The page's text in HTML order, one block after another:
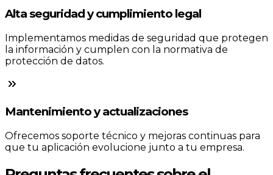
Alta seguridad y cumplimiento legal
Implementamos medidas de seguridad que protegen
la información y cumplen con la normativa de
protección de datos.
Mantenimiento y actualizaciones
Ofrecemos soporte técnico y mejoras continuas para
que tu aplicación evolucione junto a tu empresa.